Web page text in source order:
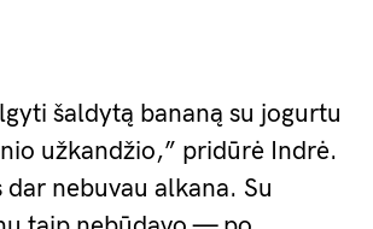
šaldytą bananą su jogurtu
užkandžio,” pridūrė Indrė.
dar nebuvau alkana. Su